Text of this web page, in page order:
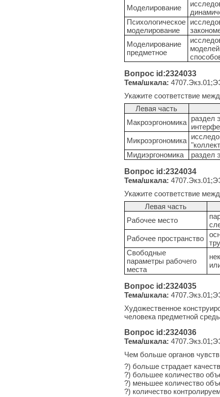
Моделирование
Психологическое
моделирование
Моделирование
предметное
Вопрос id:2324033
Тема/шкала:
Укажите соответствие
Левая часть
Макроэргономика раздел
Микроэргономика
Мидиэргономика
раздел
Вопрос id:2324034
Тема/шкала:
Укажите соответствие
Левая часть
Рабочее место
Рабочее пространство
Свободные
параметры рабочего
места
Вопрос id:2324035
Тема/шкала:
Художественное
человека предметной
Вопрос id:2324036
Тема/шкала:
Чем больше органов
?) больше страдает
?) большее количество
?) меньшее количество
?) количество